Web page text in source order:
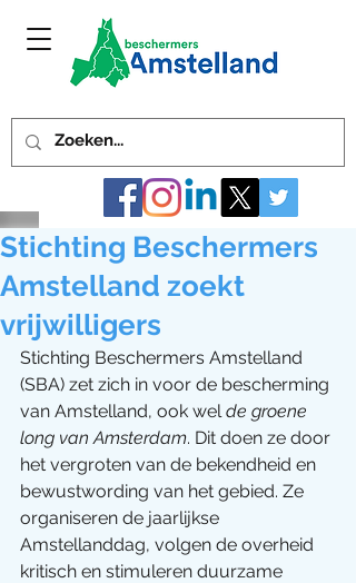
Stichting Beschermers
Amstelland zoekt
vrijwilligers
Stichting Beschermers Amstelland
(SBA) zet zich in voor de bescherming
van Amstelland, ook wel de groene
long van Amsterdam. Dit doen ze door
het vergroten van de bekendheid en
bewustwording van het gebied. Ze
organiseren de jaarlijkse
Amstellanddag, volgen de overheid
kritisch en stimuleren duurzame